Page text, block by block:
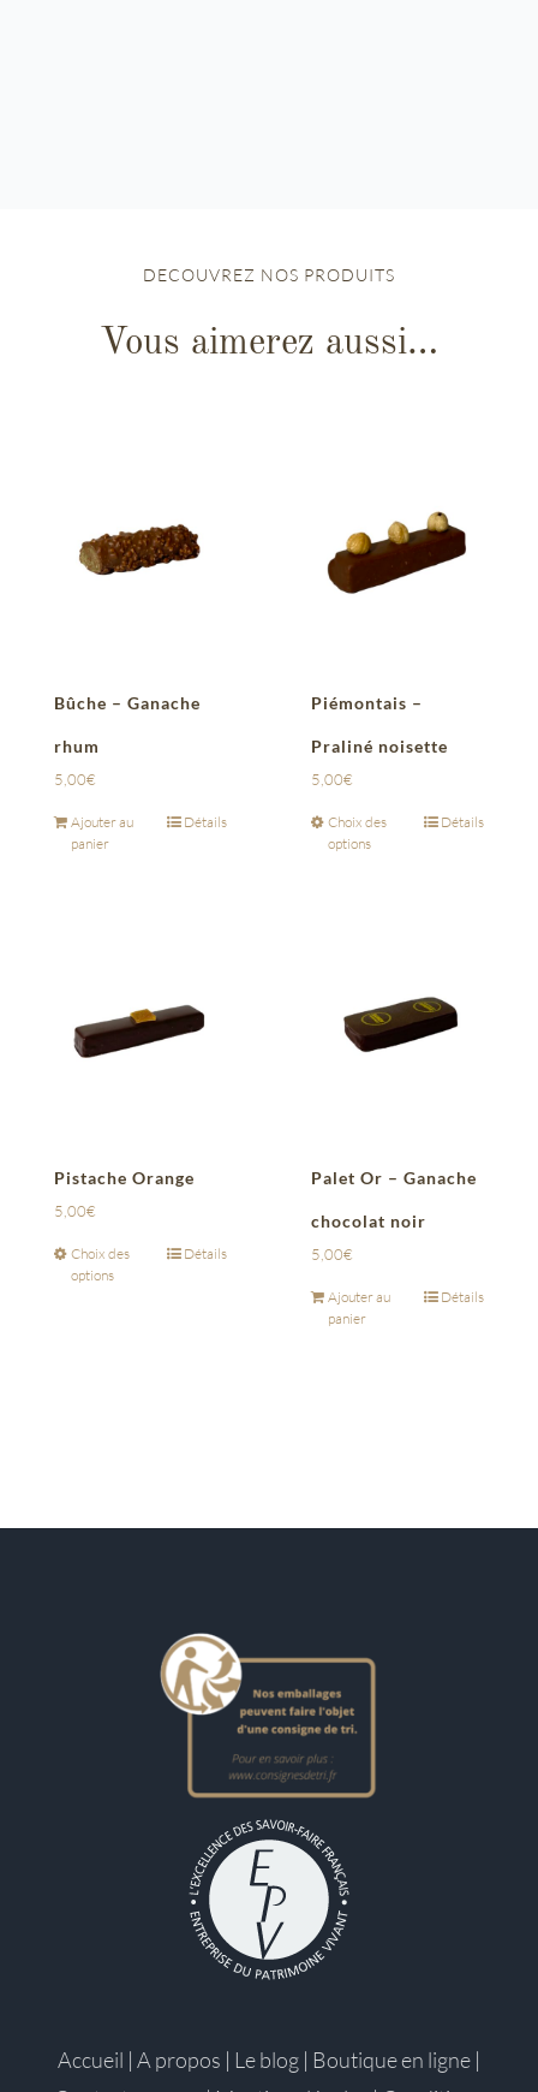
DECOUVREZ NOS PRODUITS
Vous aimerez aussi…
Bûche – Ganache
rhum
5,00€
Ajouter au
panier
Détails
Piémontais –
Praliné noisette
5,00€
Choix des
options
Détails
Pistache Orange
5,00€
Choix des
options
Détails
Palet Or – Ganache
chocolat noir
5,00€
Ajouter au
panier
Détails
Accueil | A propos | Le blog | Boutique en ligne |